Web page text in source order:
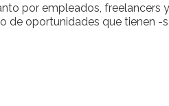
por empleados, freelancers y
de oportunidades que tienen -